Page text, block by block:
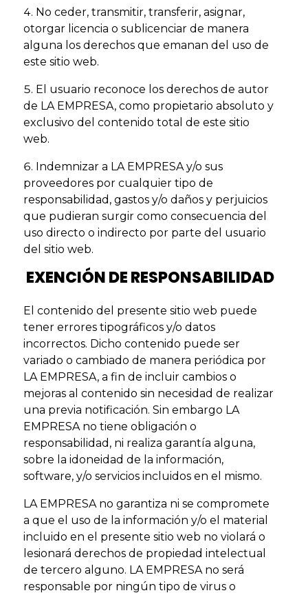
No ceder, transmitir, transferir, asignar,
otorgar licencia o sublicenciar de manera
alguna los derechos que emanan del uso de
este sitio web.
El usuario reconoce los derechos de autor
de LA EMPRESA, como propietario absoluto y
exclusivo del contenido total de este sitio
web.
Indemnizar a LA EMPRESA y/o sus
proveedores por cualquier tipo de
responsabilidad, gastos y/o daños y perjuicios
que pudieran surgir como consecuencia del
uso directo o indirecto por parte del usuario
del sitio web.
EXENCIÓN DE RESPONSABILIDAD
El contenido del presente sitio web puede
tener errores tipográficos y/o datos
incorrectos. Dicho contenido puede ser
variado o cambiado de manera periódica por
LA EMPRESA, a fin de incluir cambios o
mejoras al contenido sin necesidad de realizar
una previa notificación. Sin embargo LA
EMPRESA no tiene obligación o
responsabilidad, ni realiza garantía alguna,
sobre la idoneidad de la información,
software, y/o servicios incluidos en el mismo.
LA EMPRESA no garantiza ni se compromete
a que el uso de la información y/o el material
incluido en el presente sitio web no violará o
lesionará derechos de propiedad intelectual
de tercero alguno. LA EMPRESA no será
responsable por ningún tipo de virus o